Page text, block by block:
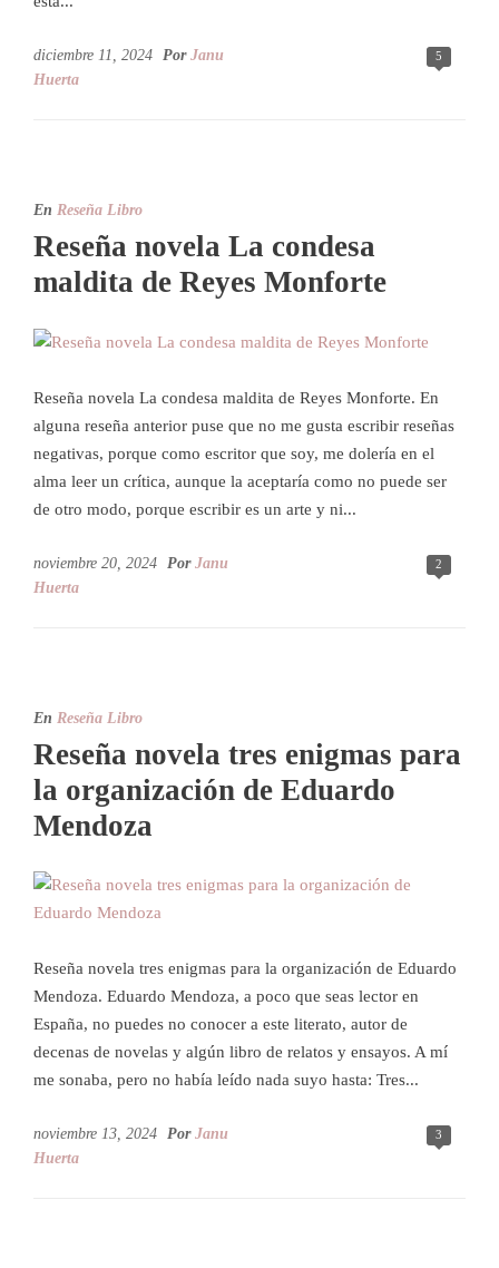
5
diciembre 11, 2024 Por Janu
Huerta
En Reseña Libro
Reseña novela La condesa
maldita de Reyes Monforte
Reseña novela La condesa maldita de Reyes Monforte. En
alguna reseña anterior puse que no me gusta escribir reseñas
negativas, porque como escritor que soy, me dolería en el
alma leer un crítica, aunque la aceptaría como no puede ser
de otro modo, porque escribir es un arte y ni...
2
noviembre 20, 2024 Por Janu
Huerta
En Reseña Libro
Reseña novela tres enigmas para
la organización de Eduardo
Mendoza
Reseña novela tres enigmas para la organización de Eduardo
Mendoza. Eduardo Mendoza, a poco que seas lector en
España, no puedes no conocer a este literato, autor de
decenas de novelas y algún libro de relatos y ensayos. A mí
me sonaba, pero no había leído nada suyo hasta: Tres...
3
noviembre 13, 2024 Por Janu
Huerta